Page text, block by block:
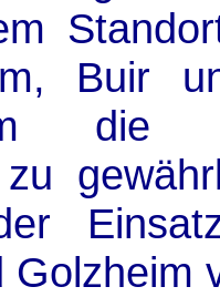
Buir
die
zu
Golzheim